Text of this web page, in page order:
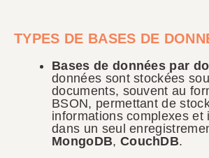
TYPES DE BASES DE
Bases de données par
données sont stockées
documents, souvent au
BSON, permettant de
informations complexes et
dans un seul
MongoDB, CouchDB.